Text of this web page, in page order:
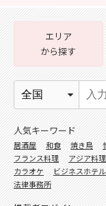
エリア
から探す
人気キーワード
居酒屋 和食 焼き鳥
フランス料理
アジア料理
カラオケ
ビジネスホテル
法律事務所